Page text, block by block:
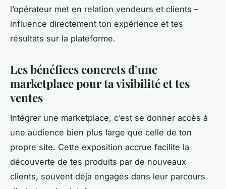
l’opérateur met en relation vendeurs et clients –
influence directement ton expérience et tes
résultats sur la plateforme.
Les bénéfices concrets d’une
marketplace pour ta visibilité et tes
ventes
Intégrer une marketplace, c’est se donner accès à
une audience bien plus large que celle de ton
propre site. Cette exposition accrue facilite la
découverte de tes produits par de nouveaux
clients, souvent déjà engagés dans leur parcours